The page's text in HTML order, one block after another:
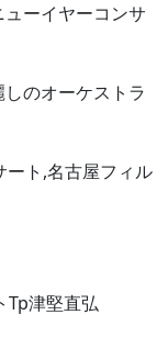
ーイヤーコンサ
のオーケストラ
ト,名古屋フィル
Tp津堅直弘